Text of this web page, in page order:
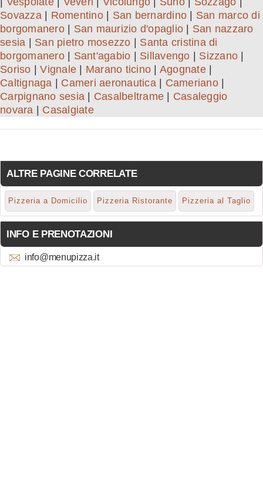
Sovazza| Romentino| San bernardino
San marco di
borgomanero| San maurizio d'opaglio
San nazzaro
sesia
San pietro mosezzo
Santa cristina di
borgomanero| Sant'agabio Sillavengo Sizzano
Soriso |Vignale Marano ticino Agognate|
Caltignaga
Cameri aeronautica| Cameriano|
Carpignano sesia
Casalbeltrame
Casaleggio
novara
Casalgiate
ALTRE PAGINE CORRELATE
Pizzeria a Domicilio Pizzeria Ristorante Pizzeria al Taglio
INFO E PRENOTAZIONI
info@menupizza.it